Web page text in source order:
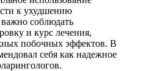
к ухудшению
соблюдать
и курс лечения,
побочных эффектов. В
себя как надежное